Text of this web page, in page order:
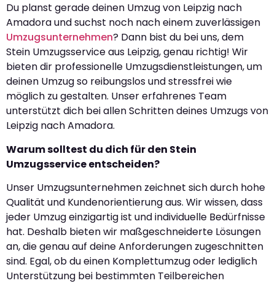
Du planst gerade deinen Umzug von Leipzig nach
Amadora und suchst noch nach einem zuverlässigen
Umzugsunternehmen? Dann bist du bei uns, dem
Stein Umzugsservice aus Leipzig, genau richtig! Wir
bieten dir professionelle Umzugsdienstleistungen, um
deinen Umzug so reibungslos und stressfrei wie
möglich zu gestalten. Unser erfahrenes Team
unterstützt dich bei allen Schritten deines Umzugs von
Leipzig nach Amadora.
Warum solltest du dich für den Stein
Umzugsservice entscheiden?
Unser Umzugsunternehmen zeichnet sich durch hohe
Qualität und Kundenorientierung aus. Wir wissen, dass
jeder Umzug einzigartig ist und individuelle Bedürfnisse
hat. Deshalb bieten wir maßgeschneiderte Lösungen
an, die genau auf deine Anforderungen zugeschnitten
sind. Egal, ob du einen Komplettumzug oder lediglich
Unterstützung bei bestimmten Teilbereichen